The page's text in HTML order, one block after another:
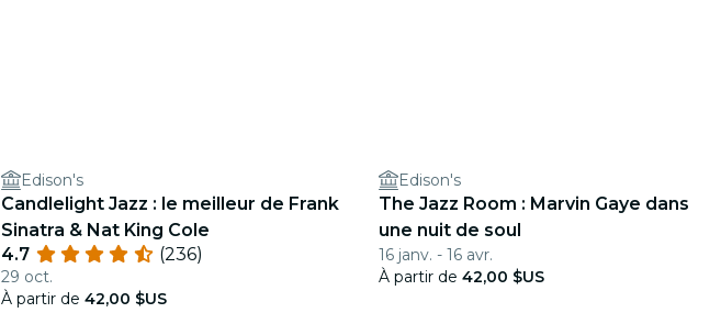
Edison's
Candlelight Jazz : le meilleur de Frank
Sinatra & Nat King Cole
4.7
(236)
29 oct.
À partir de 42,00 $US
Edison's
The Jazz Room : Marvin Gaye dans
une nuit de soul
16 janv. - 16 avr.
À partir de 42,00 $US